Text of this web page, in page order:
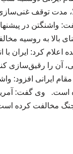
مدت توقف
بالا به روسیه
کرد: ایران با
آن را رقیق‌سازی
و ۲۰ درصد کاهش دهد. مقام
است. وی گفت:
کرده است.